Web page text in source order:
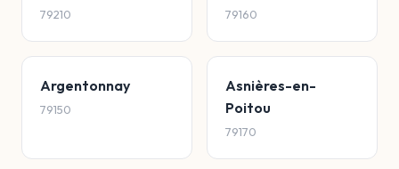
79210 79160
Argentonnay
79150
Asnières-en-
Poitou
79170